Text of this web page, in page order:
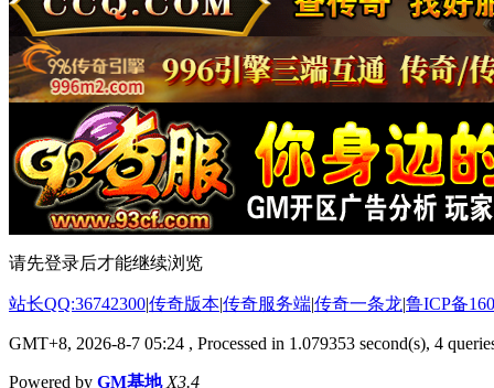
请先登录后才能继续浏览
站长QQ:36742300|传奇版本|传奇服务端|传奇一条龙|鲁ICP备
GMT+8, 2026-8-7 05:24 , Processed in 1.079353 second(s), 4
Powered by GM基地 X3.4